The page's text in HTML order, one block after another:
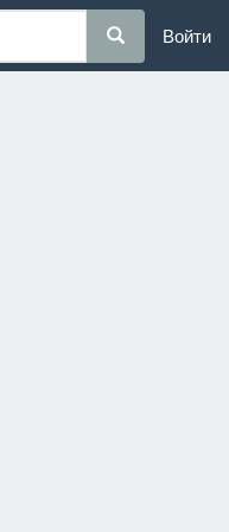
Войти